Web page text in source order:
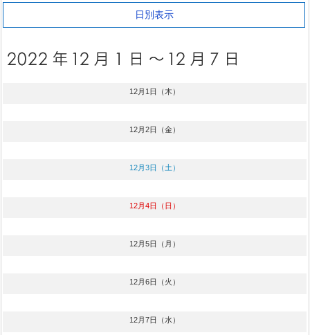
日別表示
12月1日（木）
12月2日（金）
12月3日（土）
12月4日（日）
12月5日（月）
12月6日（火）
12月7日（水）